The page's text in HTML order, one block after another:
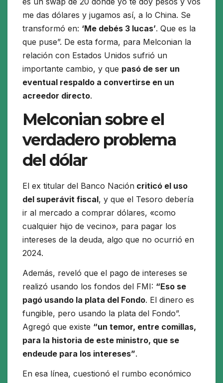
me das dólares y jugamos así, a lo China. Se
transformó en: ‘Me debés 3 lucas’. Que es la
que puse”. De esta forma, para Melconian la
relación con Estados Unidos sufrió un
importante cambio, y que pasó de ser un
eventual respaldo a convertirse en un
acreedor directo.
Melconian sobre el
verdadero problema
del dólar
El ex titular del Banco Nación criticó el uso
del superávit fiscal, y que el Tesoro debería
ir al mercado a comprar dólares, «como
cualquier hijo de vecino», para pagar los
intereses de la deuda, algo que no ocurrió en
2024.
Además, reveló que el pago de intereses se
realizó usando los fondos del FMI: “Eso se
pagó usando la plata del Fondo. El dinero es
fungible, pero usando la plata del Fondo”.
Agregó que existe “un temor, entre comillas,
para la historia de este ministro, que se
endeude para los intereses”.
En esa línea, cuestionó el rumbo económico